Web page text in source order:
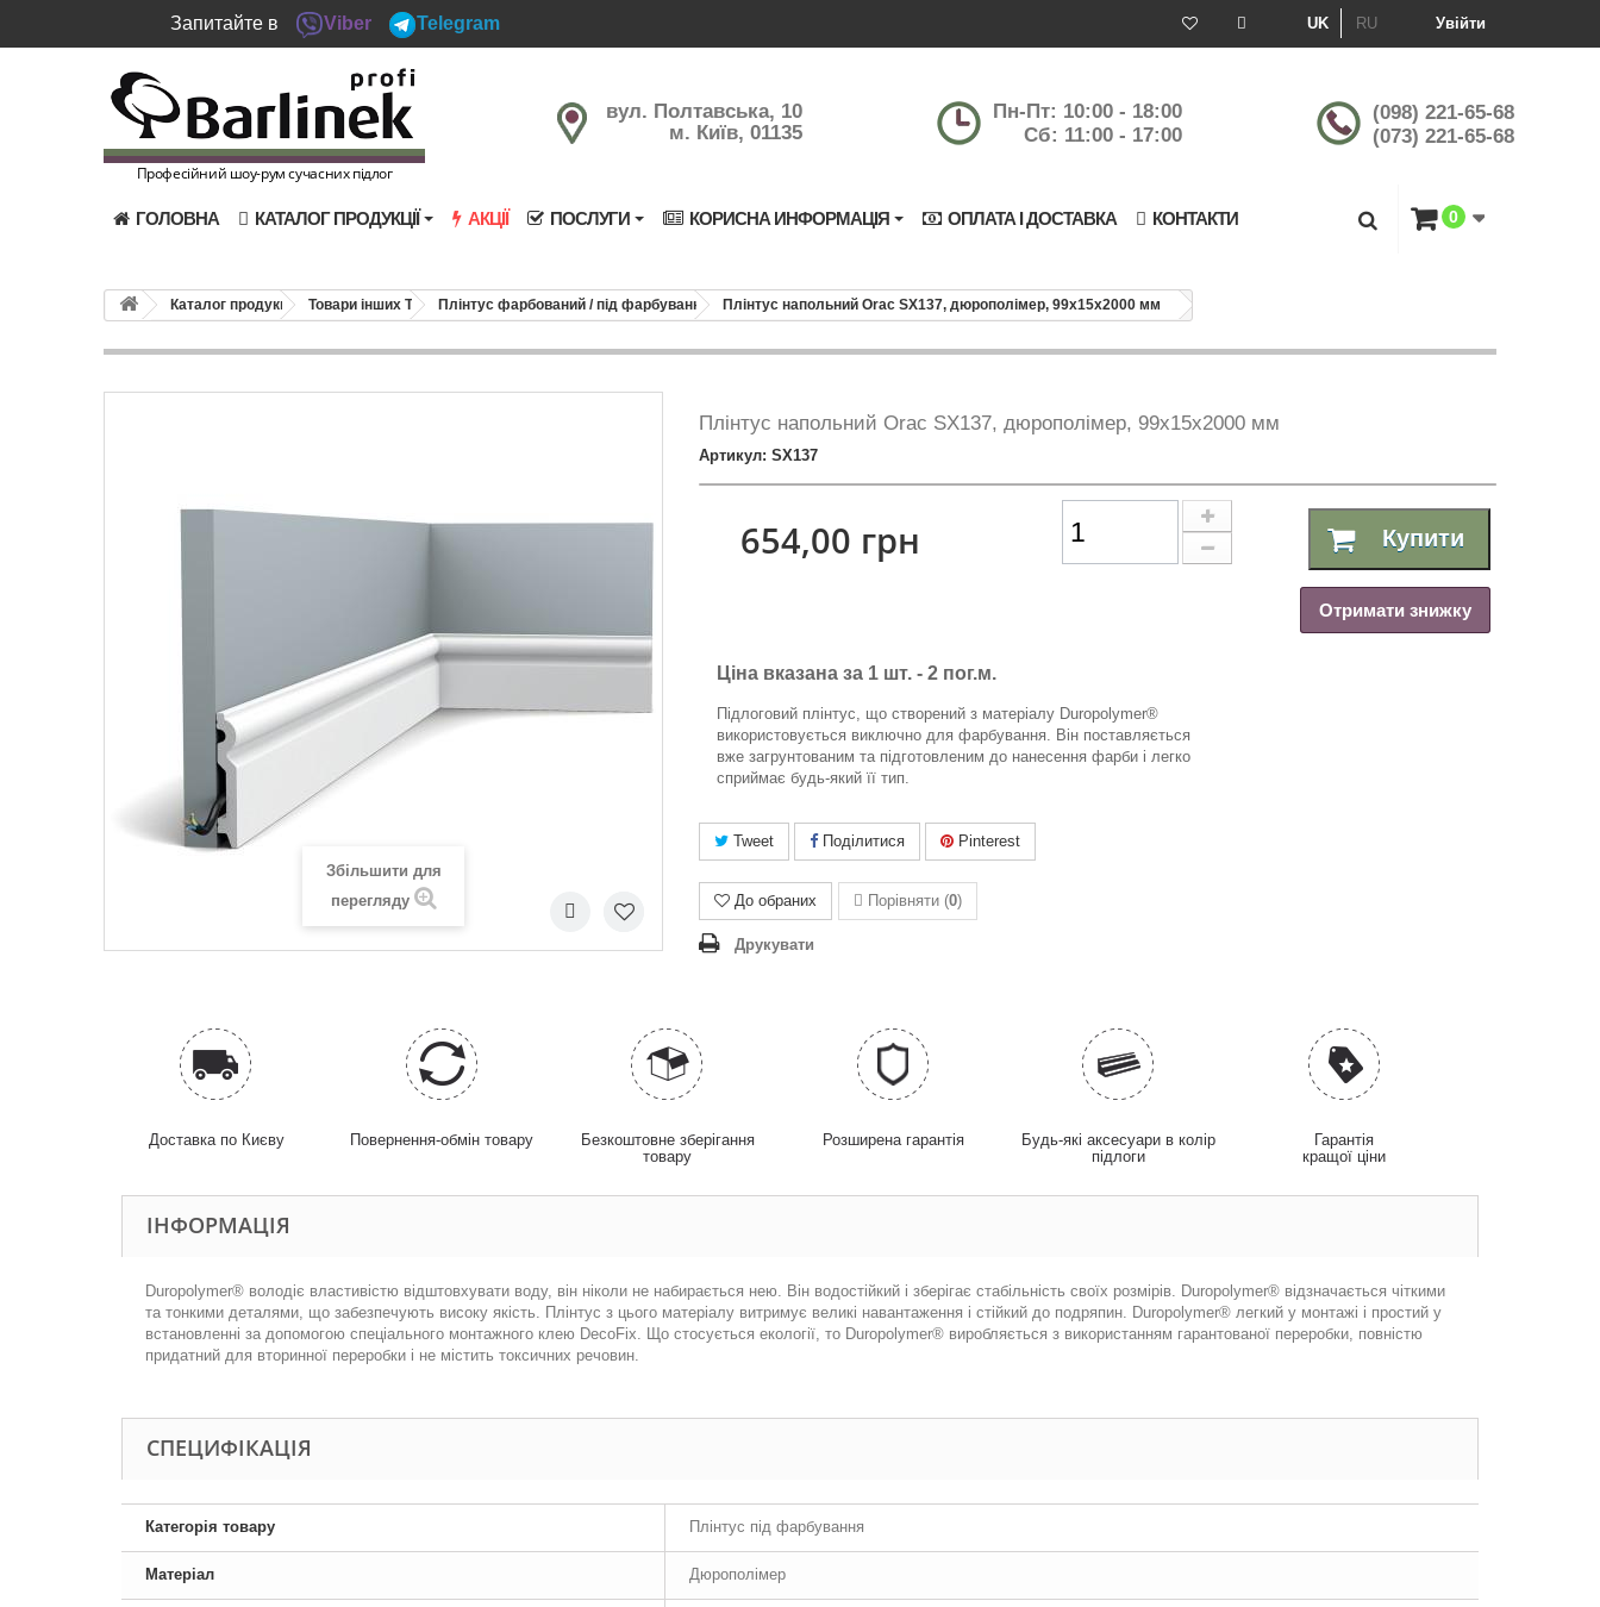
Запитайте в Viber Telegram Увійти
UK RU
Професійний шоу-рум сучасних підлог
вул. Полтавська, 10
м. Київ, 01135
Пн-Пт: 10:00 - 18:00
Сб: 11:00 - 17:00
(098) 221-65-68
(073) 221-65-68
ГОЛОВНА КАТАЛОГ ПРОДУКЦІЇ АКЦІЇ ПОСЛУГИ КОРИСНА ИНФОРМАЦІЯ ОПЛАТА І ДОСТАВКА КОНТАКТИ 0
Каталог продукції Товари інших ТМ Плінтус фарбований / під фарбування Плінтус напольний Orac SX137, дюрополімер, 99х15х2000 мм
Збільшити для
перегляду
Плінтус напольний Orac SX137, дюрополімер, 99х15х2000 мм
Артикул: SX137
654,00 грн Купити
Отримати знижку
Ціна вказана за 1 шт. - 2 пог.м.
Підлоговий плінтус, що створений з матеріалу Duropolymer®
використовується виключно для фарбування. Він поставляється
вже загрунтованим та підготовленим до нанесення фарби і легко
сприймає будь-який її тип.
Tweet Поділитися Pinterest
До обраних Порівняти (0)
Друкувати
Доставка по Києву Повернення-обмін товару
Безкоштовне зберігання
товару
Розширена гарантія
Будь-які аксесуари в колір
підлоги
Гарантія
кращої ціни
ІНФОРМАЦІЯ
Duropolymer® володіє властивістю відштовхувати воду, він ніколи не набирається нею. Він водостійкий і зберігає стабільність своїх розмірів. Duropolymer® відзначається чіткими
та тонкими деталями, що забезпечують високу якість. Плінтус з цього матеріалу витримує великі навантаження і стійкий до подряпин. Duropolymer® легкий у монтажі і простий у
встановленні за допомогою спеціального монтажного клею DecoFix. Що стосується екології, то Duropolymer® виробляється з використанням гарантованої переробки, повністю
придатний для вторинної переробки і не містить токсичних речовин.
СПЕЦИФІКАЦІЯ
Категорія товару Плінтус під фарбування
Матеріал Дюрополімер